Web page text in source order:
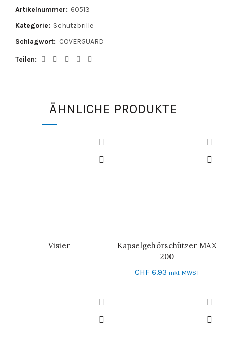
Artikelnummer: 60513
Kategorie: Schutzbrille
Schlagwort: COVERGUARD
Teilen
ÄHNLICHE PRODUKTE
WEITERLESEN
Visier IN DEN WARENKORB
Kapselgehörschützer MAX
200
CHF 6.93 inkl. MWST